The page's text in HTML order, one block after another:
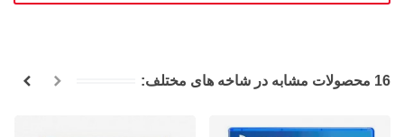
16 محصولات مشابه در شاخه های مختلف: